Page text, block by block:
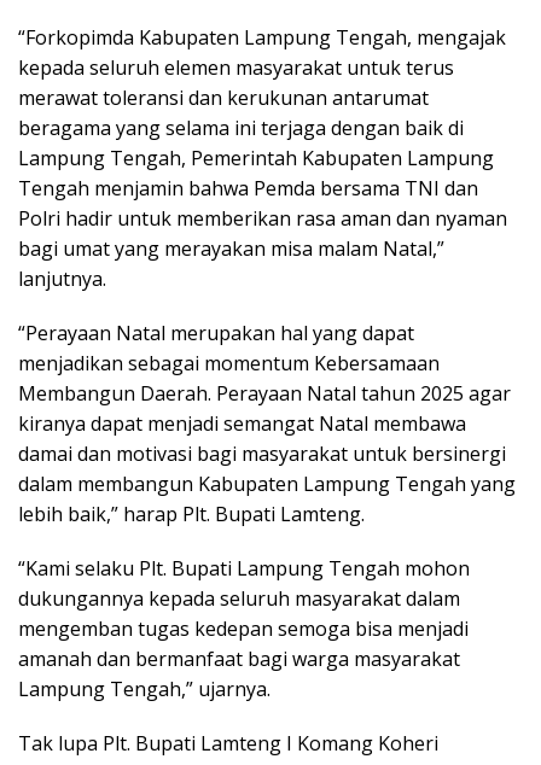
“Forkopimda Kabupaten Lampung Tengah, mengajak
kepada seluruh elemen masyarakat untuk terus
merawat toleransi dan kerukunan antarumat
beragama yang selama ini terjaga dengan baik di
Lampung Tengah, Pemerintah Kabupaten Lampung
Tengah menjamin bahwa Pemda bersama TNI dan
Polri hadir untuk memberikan rasa aman dan nyaman
bagi umat yang merayakan misa malam Natal,”
lanjutnya.
“Perayaan Natal merupakan hal yang dapat
menjadikan sebagai momentum Kebersamaan
Membangun Daerah. Perayaan Natal tahun 2025 agar
kiranya dapat menjadi semangat Natal membawa
damai dan motivasi bagi masyarakat untuk bersinergi
dalam membangun Kabupaten Lampung Tengah yang
lebih baik,” harap Plt. Bupati Lamteng.
“Kami selaku Plt. Bupati Lampung Tengah mohon
dukungannya kepada seluruh masyarakat dalam
mengemban tugas kedepan semoga bisa menjadi
amanah dan bermanfaat bagi warga masyarakat
Lampung Tengah,” ujarnya.
Tak lupa Plt. Bupati Lamteng I Komang Koheri